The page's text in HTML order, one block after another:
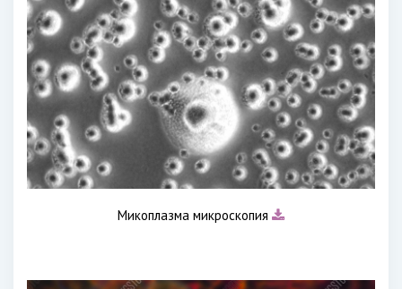
Микоплазма микроскопия